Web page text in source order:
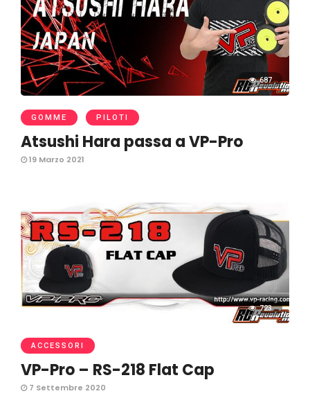
687
GOMME PILOTI
Atsushi Hara passa a VP-Pro
19 Marzo 2021
723
ACCESSORI
VP-Pro – RS-218 Flat Cap
7 Settembre 2020